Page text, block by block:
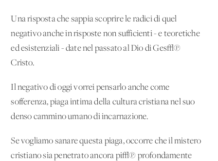
Una risposta che sappia scoprire le radici di quel
negativo anche in risposte non sufficienti - e teoretiche
ed esistenziali - date nel passato al Dio di Ges√π
Cristo.
Il negativo di oggi vorrei pensarlo anche come
sofferenza, piaga intima della cultura cristiana nel suo
denso cammino umano di incarnazione.
Se vogliamo sanare questa piaga, occorre che il mistero
cristiano sia penetrato ancora pi√π profondamente